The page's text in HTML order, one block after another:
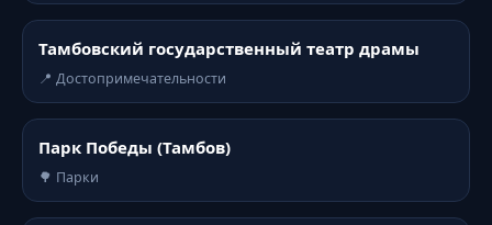
Тамбовский государственный театр драмы
📍 Достопримечательности
Парк Победы (Тамбов)
🌳 Парки